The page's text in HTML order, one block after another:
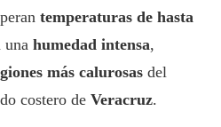
temperaturas de hasta
una humedad intensa,
más calurosas del
costero de Veracruz.